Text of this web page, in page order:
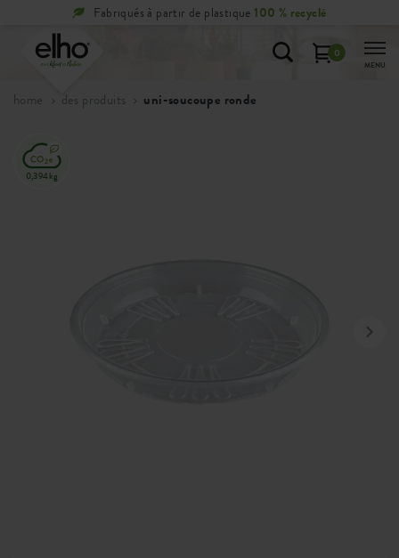
Fabriqués à partir de plastique100 % recyclé
0
MENU
home des produits uni-soucoupe ronde
0,394kg